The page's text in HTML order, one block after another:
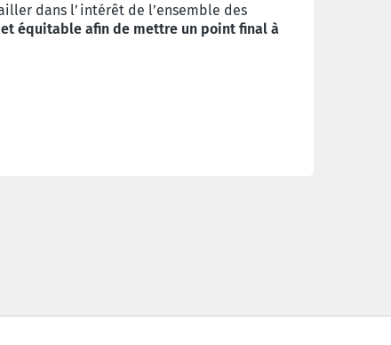
dans l’intérêt de l’ensemble des
équitable afin de mettre un point final à